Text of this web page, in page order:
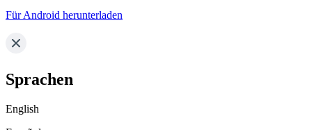
Für Android herunterladen
Sprachen
English